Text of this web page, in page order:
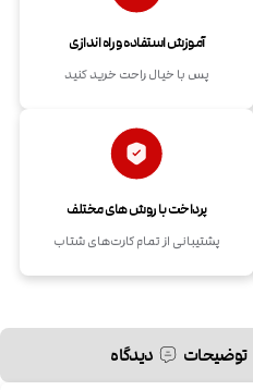
آموزش استفاده و راه اندازی
پس با خیال راحت خرید کنید
پرداخت با روش های مختلف
پشتیبانی از تمام کارت‌های شتاب
توضیحات دیدگاه